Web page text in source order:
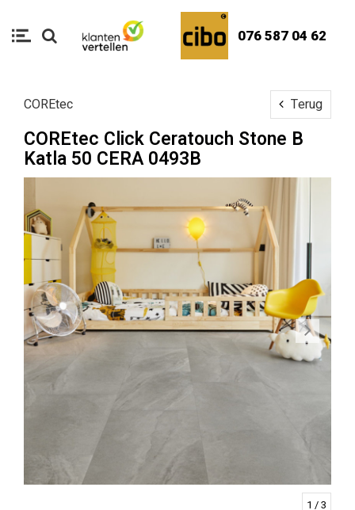
076 587 04 62
COREtec Terug
COREtec Click Ceratouch Stone B
Katla 50 CERA 0493B
1 / 3